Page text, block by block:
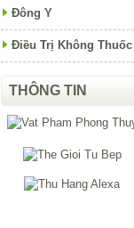
Đông Y
Điều Trị Không Thuốc
THÔNG TIN